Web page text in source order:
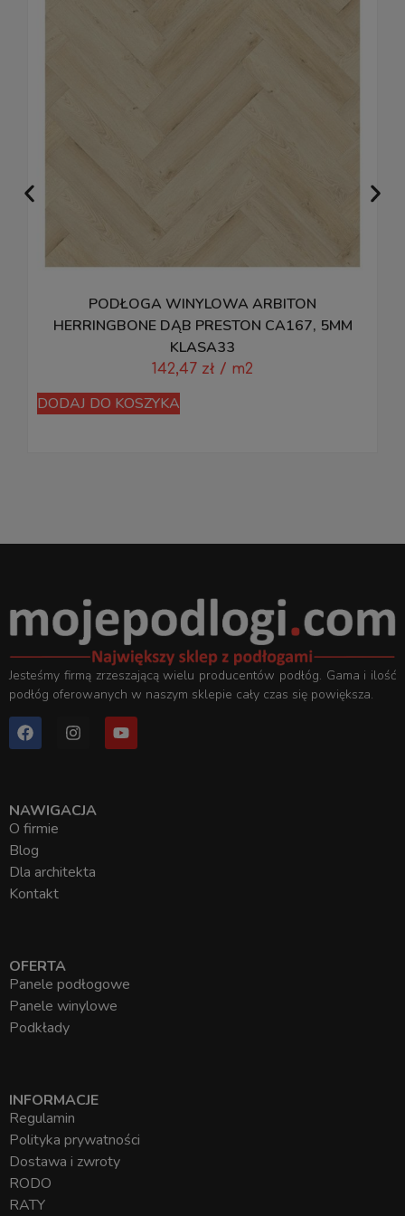
PODŁOGA WINYLOWA ARBITON
HERRINGBONE DĄB PRESTON CA167, 5MM
KLASA33
142,47 zł / m2
DODAJ DO KOSZYKA
Jesteśmy firmą zrzeszającą wielu producentów podłóg. Gama i ilość
podłóg oferowanych w naszym sklepie cały czas się powiększa.
NAWIGACJA
O firmie
Blog
Dla architekta
Kontakt
OFERTA
Panele podłogowe
Panele winylowe
Podkłady
INFORMACJE
Regulamin
Polityka prywatności
Dostawa i zwroty
RODO
RATY